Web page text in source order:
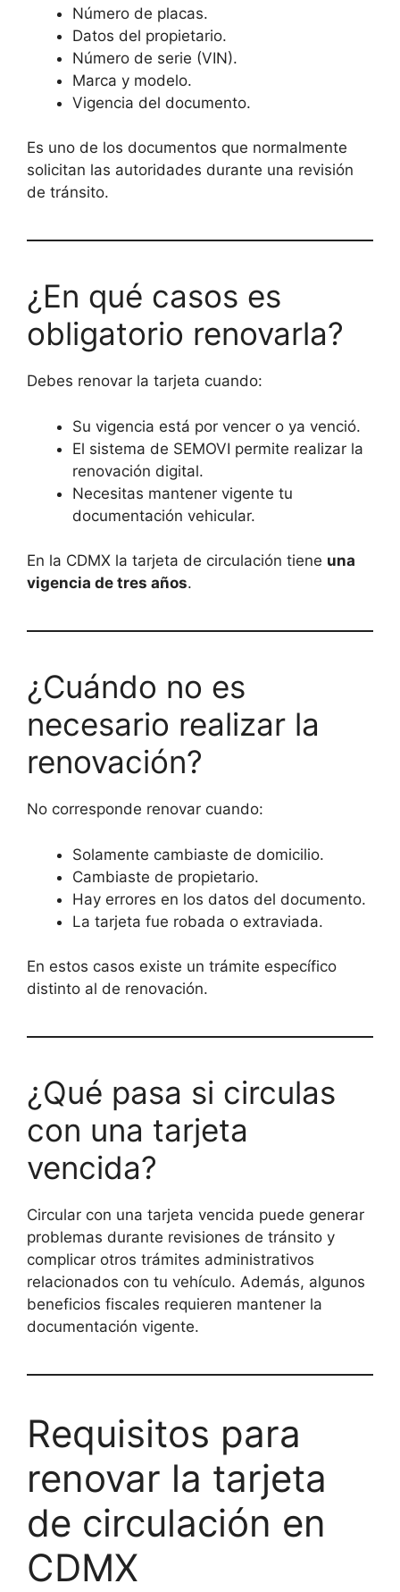
Número de placas.
Datos del propietario.
Número de serie (VIN).
Marca y modelo.
Vigencia del documento.
Es uno de los documentos que normalmente
solicitan las autoridades durante una revisión
de tránsito.
¿En qué casos es
obligatorio renovarla?
Debes renovar la tarjeta cuando:
Su vigencia está por vencer o ya venció.
El sistema de SEMOVI permite realizar la
renovación digital.
Necesitas mantener vigente tu
documentación vehicular.
En la CDMX la tarjeta de circulación tiene una
vigencia de tres años.
¿Cuándo no es
necesario realizar la
renovación?
No corresponde renovar cuando:
Solamente cambiaste de domicilio.
Cambiaste de propietario.
Hay errores en los datos del documento.
La tarjeta fue robada o extraviada.
En estos casos existe un trámite específico
distinto al de renovación.
¿Qué pasa si circulas
con una tarjeta
vencida?
Circular con una tarjeta vencida puede generar
problemas durante revisiones de tránsito y
complicar otros trámites administrativos
relacionados con tu vehículo. Además, algunos
beneficios fiscales requieren mantener la
documentación vigente.
Requisitos para
renovar la tarjeta
de circulación en
CDMX